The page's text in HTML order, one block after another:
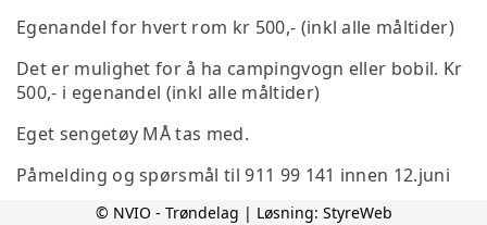
Egenandel for hvert rom kr 500,- (inkl alle måltider)
Det er mulighet for å ha campingvogn eller bobil. Kr
500,- i egenandel (inkl alle måltider)
Eget sengetøy MÅ tas med.
Påmelding og spørsmål til 911 99 141 innen 12.juni
© NVIO - Trøndelag | Løsning: StyreWeb